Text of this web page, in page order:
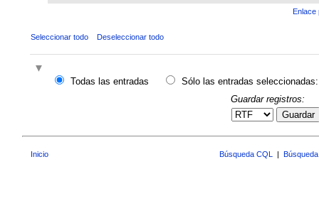
Enlace
Seleccionar todo Deseleccionar todo
Todas las entradas
Sólo las entradas seleccionadas:
Guardar registros:
Guardar
Inicio Búsqueda CQL